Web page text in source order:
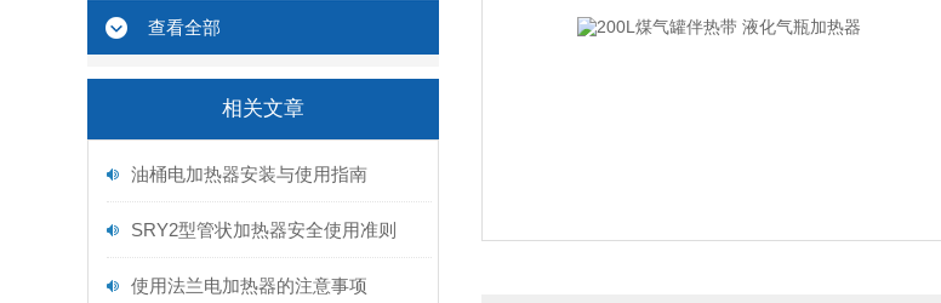
查看全部
相关文章
油桶电加热器安装与使用指南
SRY2型管状加热器安全使用准则
使用法兰电加热器的注意事项